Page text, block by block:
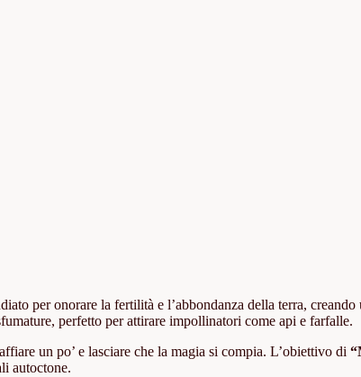
per onorare la fertilità e l’abbondanza della terra, creando
perfetto per attirare impollinatori come api e farfalle.
un po’ e lasciare che la magia si compia. L’obiettivo di
autoctone.